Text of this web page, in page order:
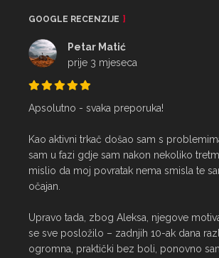
GOOGLE RECENZIJE
Petar Matić
prije 3 mjeseca
Apsolutno - svaka preporuka!
Kao aktivni trkač došao sam s
sam u fazi gdje sam nakon nekoliko
mislio da moj povratak nema smisla te
očajan.
Upravo tada, zbog Aleksa, njegove
se sve posložilo – zadnjih 10-ak dana
ogromna, praktički bez boli, ponovno